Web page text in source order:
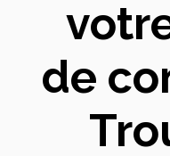
de